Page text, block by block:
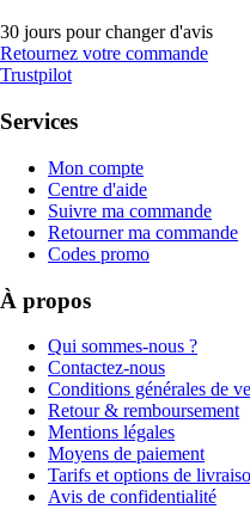
30 jours pour changer d'avis
Retournez votre commande
Trustpilot
Services
Mon compte
Centre d'aide
Suivre ma commande
Retourner ma commande
Codes promo
À propos
Qui sommes-nous ?
Contactez-nous
Conditions générales de
Retour & remboursement
Mentions légales
Moyens de paiement
Tarifs et options de
Avis de confidentialité